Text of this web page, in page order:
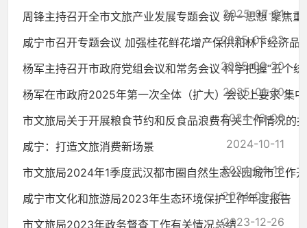
周锋主持召开全市文旅产业发展专题会议 统一思想 聚焦重
2025-07-31
咸宁市召开专题会议 加强桂花鲜花增产保供和林下经济品
2025-05-22
杨军主持召开市政府党组会议和常务会议 科学把握“五个
2025-03-20
杨军在市政府2025年第一次全体（扩大）会议上要求 集
2025-01-20
市文旅局关于开展粮食节约和反食品浪费有关工作情况的
2024-12-06
咸宁：打造文旅消费新场景 2024-10-11
市文旅局2024年1季度武汉都市圈自然生态公园城市工作
2024-04-18
咸宁市文化和旅游局2023年生态环境保护工作年度报告
2024-01-05
市文旅局2023年政务督查工作有关情况总结2023-12-26